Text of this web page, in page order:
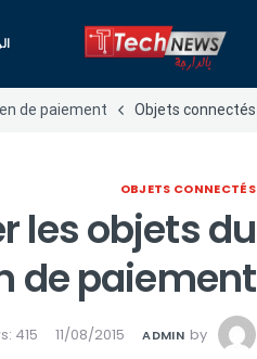
de paiement Objets connectés
OBJETS CONNECTÉS
les objets du
de paiement
by
ADMIN
11/08/2015
415